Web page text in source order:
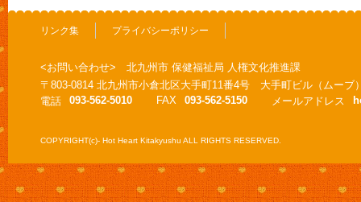
リンク集 プライバシーポリシー
<お問い合わせ> 北九州市 保健福祉局 人権文化推進課
〒803-0814 北九州市小倉北区大手町11番4号 大手町ビル（ムーブ
電話
093-562-5010 FAX 093-562-5150 メールアドレス
COPYRIGHT(c)- Hot Heart Kitakyushu ALL RIGHTS RESERVED.